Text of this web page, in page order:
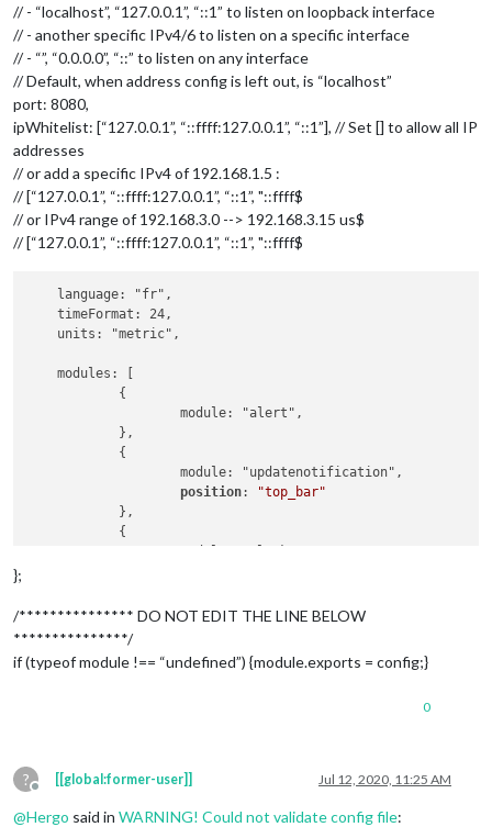
// - “localhost”, “127.0.0.1”, “::1” to listen on loopback interface
// - another specific IPv4/6 to listen on a specific interface
// - “”, “0.0.0.0”, “::” to listen on any interface
// Default, when address config is left out, is “localhost”
port: 8080,
ipWhitelist: [“127.0.0.1”, “::ffff:127.0.0.1”, “::1”], // Set [] to allow all IP
addresses
// or add a specific IPv4 of 192.168.1.5 :
// [“127.0.0.1”, “::ffff:127.0.0.1”, “::1”, "::ffff$
// or IPv4 range of 192.168.3.0 --> 192.168.3.15 us$
// [“127.0.0.1”, “::ffff:127.0.0.1”, “::1”, "::ffff$
    language: "fr",
    timeFormat: 24,
    units: "metric",
    modules: [
            {
                    module: "alert",
            },
            {
                    module: "updatenotification",
position:
"top_bar"
            },
            {
            {
                    module: "calendar",
                    header: "Jours Fériés",
position: "top_left",
                            ]
                    }
};
/*************** DO NOT EDIT THE LINE BELOW
***************/
if (typeof module !== “undefined”) {module.exports = config;}
0
?
Offline
[[global:former-user]] Jul 12, 2020, 11:25 AM
@Hergo said in WARNING! Could not validate config file: